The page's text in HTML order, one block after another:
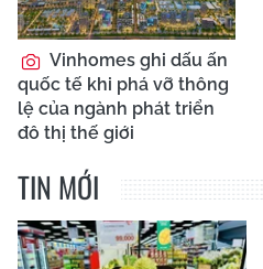
Vinhomes ghi dấu ấn
quốc tế khi phá vỡ thông
lệ của ngành phát triển
đô thị thế giới
TIN MỚI